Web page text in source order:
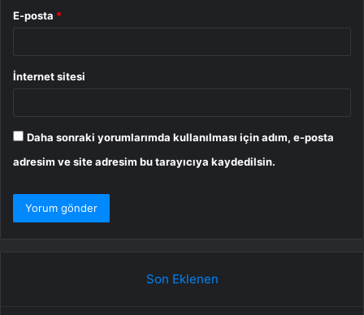
E-posta *
İnternet sitesi
Daha sonraki yorumlarımda kullanılması için adım, e-posta
adresim ve site adresim bu tarayıcıya kaydedilsin.
Son Eklenen